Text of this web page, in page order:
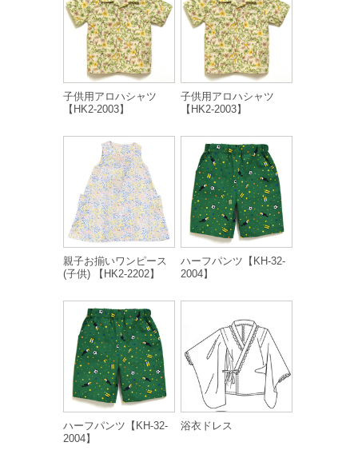
子供用アロハシャツ
【HK2-2003】
子供用アロハシャツ
【HK2-2003】
親子お揃いワンピース
(子供) 【HK2-2202】
ハーフパンツ【KH-32-
2004】
ハーフパンツ【KH-32-
2004】
浴衣ドレス